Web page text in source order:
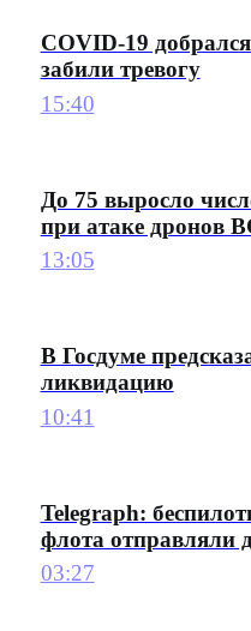
COVID-19
забили тревогу
15:40
До 75 выросло
при атаке дронов
13:05
В Госдуме
ликвидацию
10:41
Telegraph:
флота отправляли
03:27